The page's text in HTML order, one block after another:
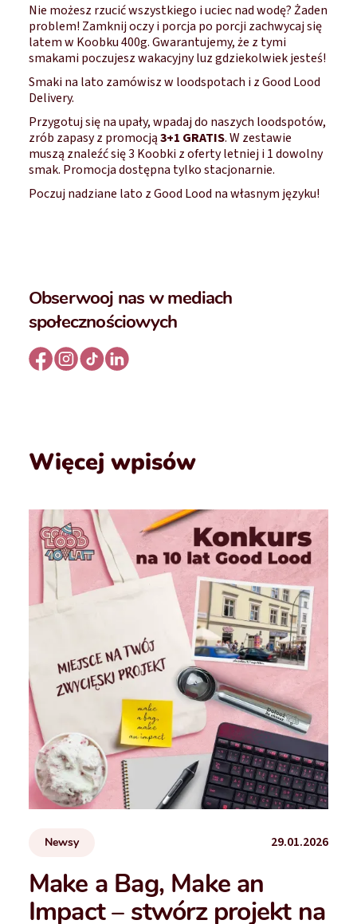
Nie możesz rzucić wszystkiego i uciec nad wodę? Żaden
problem! Zamknij oczy i porcja po porcji zachwycaj się
latem w Koobku 400g. Gwarantujemy, że z tymi
smakami poczujesz wakacyjny luz gdziekolwiek jesteś!
Smaki na lato zamówisz w loodspotach i z Good Lood
Delivery.
Przygotuj się na upały, wpadaj do naszych loodspotów,
zrób zapasy z promocją3+1 GRATIS. W zestawie
muszą znaleźć się 3 Koobki z oferty letniej i 1 dowolny
smak. Promocja dostępna tylko stacjonarnie.
Poczuj nadziane lato z Good Lood na własnym języku!
Obserwooj nas w mediach
społecznościowych
Więcej wpisów
Newsy 29.01.2026
Make a Bag, Make an
Impact – stwórz projekt na